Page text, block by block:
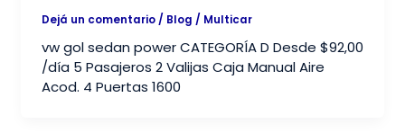
Dejá un comentario / Blog / Multicar
vw gol sedan power CATEGORÍA D Desde $92,00
/día 5 Pasajeros 2 Valijas Caja Manual Aire
Acod. 4 Puertas 1600